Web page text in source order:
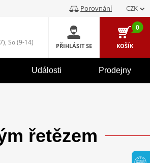
Porovnání CZK
So (9-14) PŘIHLÁSIT SE
0
KOŠÍK
Události Prodejny
řetězem